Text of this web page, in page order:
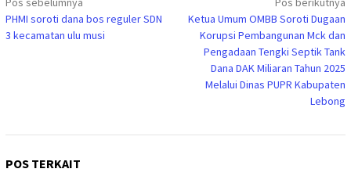
pos
PHMI soroti dana bos reguler SDN
3 kecamatan ulu musi
Ketua Umum OMBB Soroti Dugaan
Korupsi Pembangunan Mck dan
Pengadaan Tengki Septik Tank
Dana DAK Miliaran Tahun 2025
Melalui Dinas PUPR Kabupaten
Lebong
POS TERKAIT